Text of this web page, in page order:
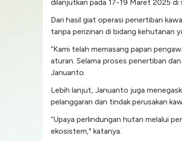
dilanjutkan pada 17-19 Maret 2025 di
Dari hasil giat operasi penertiban
tanpa perizinan di bidang kehutanan
“Kami telah memasang papan
aturan. Selama proses penertiban
Januanto.
Lebih lanjut, Januanto juga
pelanggaran dan tindak perusakan
“Upaya perlindungan hutan melalui
ekosistem," katanya.